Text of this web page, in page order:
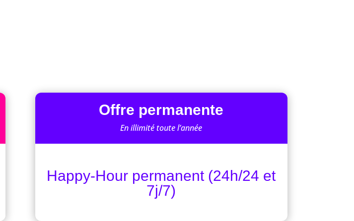
Offre permanente
En illimité toute l’année
Happy-Hour permanent (24h/24 et
7j/7)